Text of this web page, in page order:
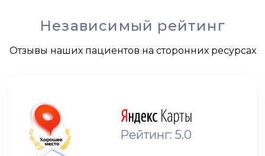
Независимый рейтинг
Отзывы наших пациентов на сторонних ресурсах
Рейтинг: 5.0